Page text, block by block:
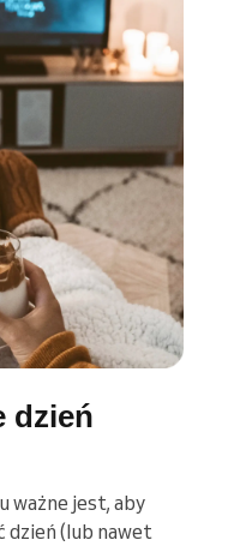
dzień
ważne jest, aby
dzień (lub nawet